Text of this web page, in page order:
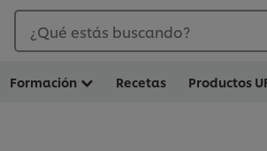
¿Qué estás buscando?
Formación Recetas Productos